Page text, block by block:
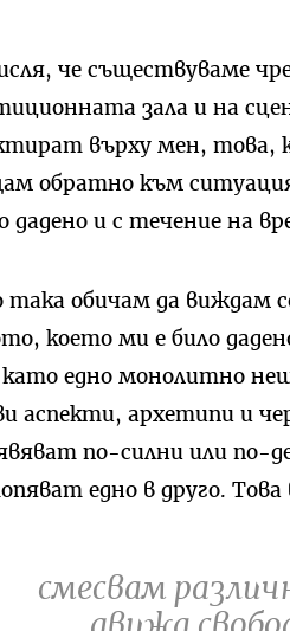
че съществуваме
зала и на
върху мен, това,
обратно към
дадено и с течение на
обичам да виждам
което ми е било
като едно монолитно
аспекти, архетипи и
по-силни или по-
едно в друго.
смесвам